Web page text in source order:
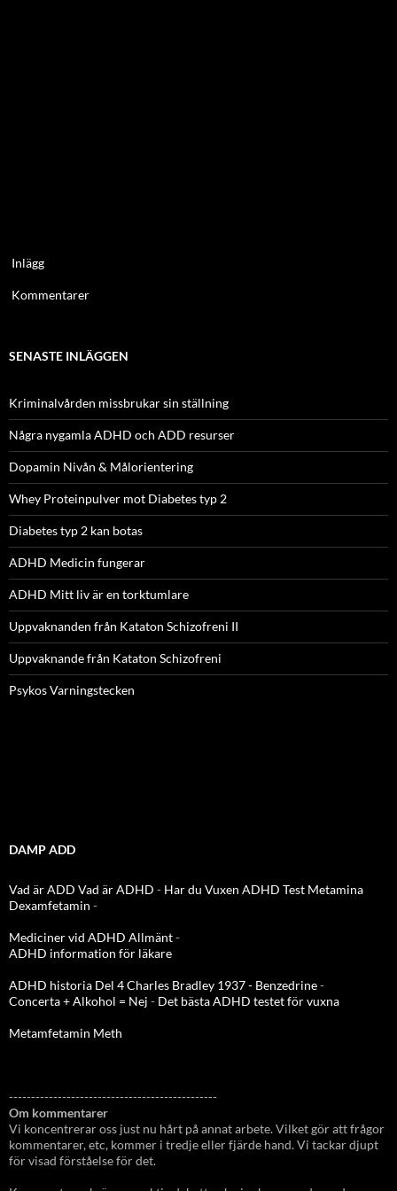
Inlägg
Kommentarer
SENASTE INLÄGGEN
Kriminalvården missbrukar sin ställning
Några nygamla ADHD och ADD resurser
Dopamin Nivån & Målorientering
Whey Proteinpulver mot Diabetes typ 2
Diabetes typ 2 kan botas
ADHD Medicin fungerar
ADHD Mitt liv är en torktumlare
Uppvaknanden från Kataton Schizofreni II
Uppvaknande från Kataton Schizofreni
Psykos Varningstecken
DAMP ADD
Vad är ADD Vad är ADHD - Har du Vuxen ADHD Test Metamina
Dexamfetamin -
Mediciner vid ADHD Allmänt-
ADHD information för läkare
ADHD historia Del 4 Charles Bradley 1937 - Benzedrine-
Concerta + Alkohol = Nej - Det bästa ADHD testet för vuxna
Metamfetamin Meth
-----------------------------------------------
Om kommentarer
Vi koncentrerar oss just nu hårt på annat arbete. Vilket gör att frågor
kommentarer, etc, kommer i tredje eller fjärde hand. Vi tackar djupt
för visad förståelse för det.